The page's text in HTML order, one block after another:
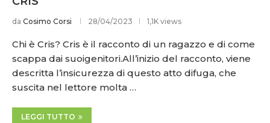
da Cosimo Corsi 28/04/2023 1,1K views
Chi è Cris? Cris è il racconto di un ragazzo e di come
scappa dai suoigenitori.All’inizio del racconto, viene
descritta l’insicurezza di questo atto difuga, che
suscita nel lettore molta …
LEGGI TUTTO